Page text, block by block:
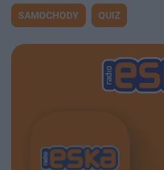
SAMOCHODY QUIZ